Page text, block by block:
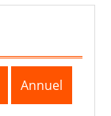
Annuel